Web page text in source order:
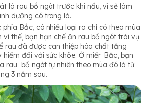
lá rau bồ ngót trước khi nấu, vì sẽ làm
dưỡng có trong lá.
phía Bắc, có nhiều loại ra chỉ có theo mùa
vì thế, bạn hạn chế ăn rau bồ ngót trái vụ.
rau đã được can thiệp hóa chất tăng
hiểm đối với sức khỏe. Ở miền Bắc, bạn
rau bồ ngót tự nhiên theo mùa đó là từ
3 năm sau.